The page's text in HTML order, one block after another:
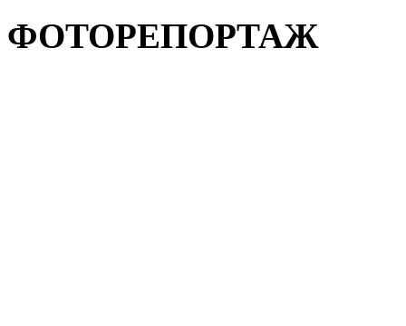
ФОТОРЕПОРТАЖ